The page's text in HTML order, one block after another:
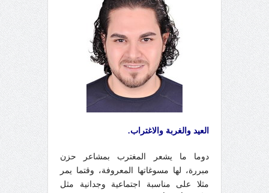
العيد والغربة والاغتراب.
دوما ما يشعر المغترب بمشاعر حزن
مبررة، لها مسوغاتها المعروفة، وقتما يمر
مثلا على مناسبة اجتماعية وجدانية مثل